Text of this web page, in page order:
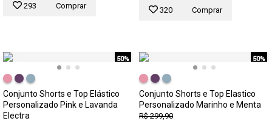
293 Comprar 320 Comprar
50%
Conjunto Shorts e Top Elástico
Personalizado Pink e Lavanda
Electra
50%
Conjunto Shorts e Top Elastico
Personalizado Marinho e Menta
R$ 299,90